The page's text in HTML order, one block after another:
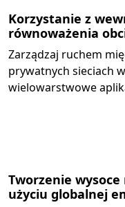
Korzystanie z
równoważenia
Zarządzaj ruchem
prywatnych sieciach
wielowarstwowe
Tworzenie
użyciu globalnej